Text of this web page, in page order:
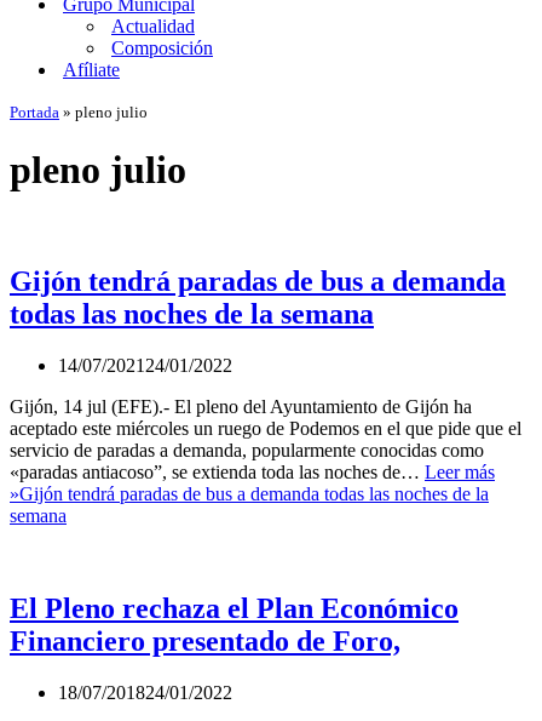
Grupo Municipal
Actualidad
Composición
Afíliate
Portada » pleno julio
pleno julio
Gijón tendrá paradas de bus a demanda
todas las noches de la semana
14/07/2021 24/01/2022
Gijón, 14 jul (EFE).- El pleno del Ayuntamiento de Gijón ha
aceptado este miércoles un ruego de Podemos en el que pide que el
servicio de paradas a demanda, popularmente conocidas como
«paradas antiacoso”, se extienda toda las noches de… Leer más
»Gijón tendrá paradas de bus a demanda todas las noches de la
semana
El Pleno rechaza el Plan Económico
Financiero presentado de Foro,
18/07/201824/01/2022